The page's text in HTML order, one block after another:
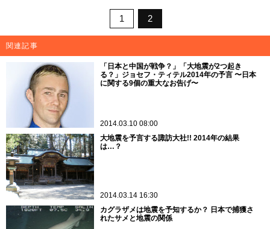
1 2
関連記事
「日本と中国が戦争？」「大地震が2つ起き
る？」ジョセフ・ティテル2014年の予言 〜日本
に関する9個の重大なお告げ〜
2014.03.10 08:00
大地震を予言する諏訪大社!! 2014年の結果
は…？
2014.03.14 16:30
カグラザメは地震を予知するか？ 日本で捕獲さ
れたサメと地震の関係